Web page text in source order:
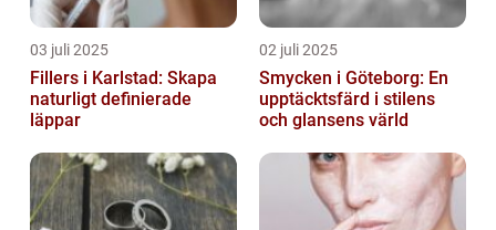
03 juli 2025
Fillers i Karlstad: Skapa
naturligt definierade
läppar
02 juli 2025
Smycken i Göteborg: En
upptäcktsfärd i stilens
och glansens värld